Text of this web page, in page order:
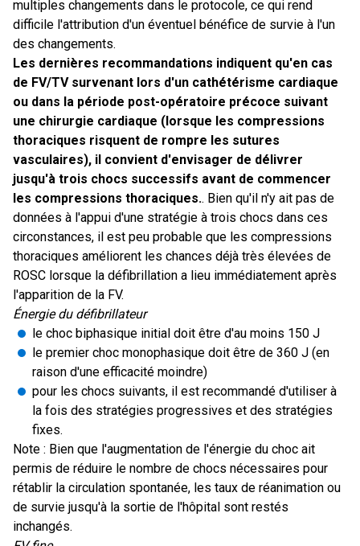
multiples changements dans le protocole, ce qui rend
difficile l'attribution d'un éventuel bénéfice de survie à l'un
des changements.
Les dernières recommandations indiquent qu'en cas
de FV/TV survenant lors d'un cathétérisme cardiaque
ou dans la période post-opératoire précoce suivant
une chirurgie cardiaque (lorsque les compressions
thoraciques risquent de rompre les sutures
vasculaires), il convient d'envisager de délivrer
jusqu'à trois chocs successifs avant de commencer
les compressions thoraciques.. Bien qu'il n'y ait pas de
données à l'appui d'une stratégie à trois chocs dans ces
circonstances, il est peu probable que les compressions
thoraciques améliorent les chances déjà très élevées de
ROSC lorsque la défibrillation a lieu immédiatement après
l'apparition de la FV.
Énergie du défibrillateur
le choc biphasique initial doit être d'au moins 150 J
le premier choc monophasique doit être de 360 J (en
raison d'une efficacité moindre)
pour les chocs suivants, il est recommandé d'utiliser à
la fois des stratégies progressives et des stratégies
fixes.
Note : Bien que l'augmentation de l'énergie du choc ait
permis de réduire le nombre de chocs nécessaires pour
rétablir la circulation spontanée, les taux de réanimation ou
de survie jusqu'à la sortie de l'hôpital sont restés
inchangés.